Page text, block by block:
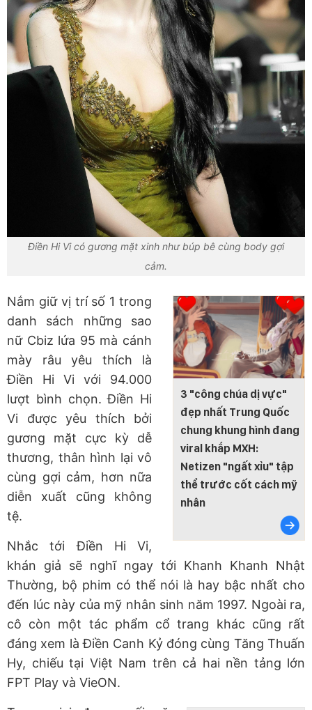
Điền Hi Vi có gương mặt xinh như búp bê cùng body gợi
cảm.
3 "công chúa dị vực"
đẹp nhất Trung Quốc
chung khung hình đang
viral khắp MXH:
Netizen "ngất xỉu" tập
thể trước cốt cách mỹ
nhân
Nắm giữ vị trí số 1 trong
danh sách những sao
nữ Cbiz lứa 95 mà cánh
mày râu yêu thích là
Điền Hi Vi với 94.000
lượt bình chọn. Điền Hi
Vi được yêu thích bởi
gương mặt cực kỳ dễ
thương, thân hình lại vô
cùng gợi cảm, hơn nữa
diễn xuất cũng không
tệ.
Nhắc tới Điền Hi Vi,
khán giả sẽ nghĩ ngay tới Khanh Khanh Nhật
Thường, bộ phim có thể nói là hay bậc nhất cho
đến lúc này của mỹ nhân sinh năm 1997. Ngoài ra,
cô còn một tác phẩm cổ trang khác cũng rất
đáng xem là Điền Canh Kỷ đóng cùng Tăng Thuấn
Hy, chiếu tại Việt Nam trên cả hai nền tảng lớn
FPT Play và VieON.